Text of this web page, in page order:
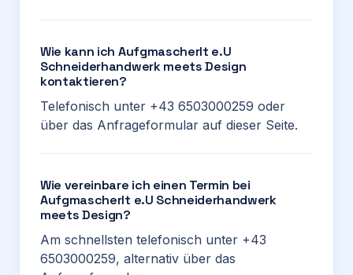
Wie kann ich Aufgmascherlt e.U
Schneiderhandwerk meets Design
kontaktieren?
Telefonisch unter +43 6503000259 oder
über das Anfrageformular auf dieser Seite.
Wie vereinbare ich einen Termin bei
Aufgmascherlt e.U Schneiderhandwerk
meets Design?
Am schnellsten telefonisch unter +43
6503000259, alternativ über das